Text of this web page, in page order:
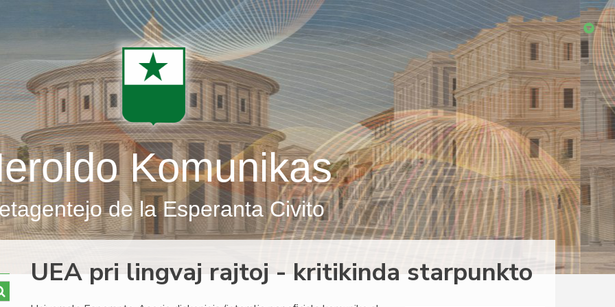
Komunikas
de la Esperanta Civito
UEA pri lingvaj rajtoj - kritikinda starpunkto